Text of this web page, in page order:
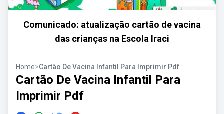
Comunicado: atualização cartão de vacina
das crianças na Escola Iraci
Home>Cartão De Vacina Infantil Para Imprimir Pdf
Cartão De Vacina Infantil Para
Imprimir Pdf